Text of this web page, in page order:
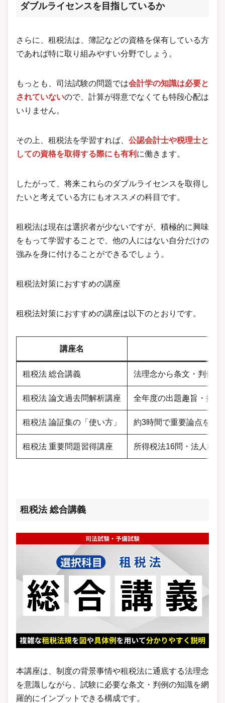
ダブルライセンスを目指しているか
さらに、租税法は、簿記などの資格を保有している方
であれば特に取り組みやすい分野でしょう。
もっとも、司法試験の問題では会計学の知識は必要と
されていないので、計算が得意でなくても特段心配は
いりません。
その上、租税法を学習すれば、 公認会計士や税理士と
しての資格を取得する際にも有利 に働きます。
したがって、将来これらのダブルライセンスを取得し
たいと考えている方にもオススメの科目です。
租税法は現在は選択者が少ないですが、積極的に興味
をもって学習することで、他の人にはない自分だけの
強みを身に付けることができるでしょう。
租税法対策におすすめの講座
租税法対策におすすめの講座は以下のとおりです。
講座名
租税法 総合講義 法理念から条文・判例
租税法 論文過去問解析講座 全年度の出題趣旨・採
租税法 論証集の「使い方」 約3時間で重要論点をス
租税法 重要問題習得講座 所得税法16問・法人税
租税法 総合講義
本講座は、制度の背景事情や租税法に通底する法理念
を意識しながら、試験に必要な条文・判例の知識を網
羅的にインプットできる構成です。